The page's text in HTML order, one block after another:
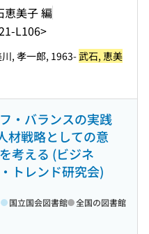
恵美子 編
L106>
, 孝一郎, 1963-武石, 恵美
・バランスの実践
材戦略としての意
考える (ビジネ
トレンド研究会)
国立国会図書館 全国の図書館